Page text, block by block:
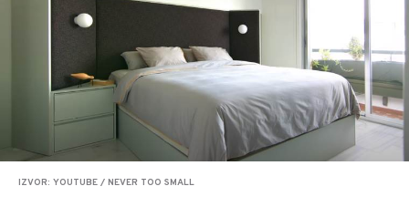
IZVOR: YOUTUBE / NEVER TOO SMALL